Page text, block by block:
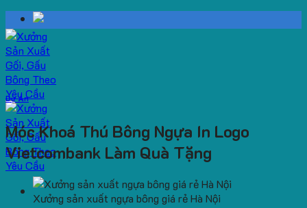
Skip
to
content
Dự Án
Móc Khoá Thú Bông Ngựa In Logo
Vietcombank Làm Quà Tặng
Xưởng sản xuất ngựa bông giá rẻ Hà Nội